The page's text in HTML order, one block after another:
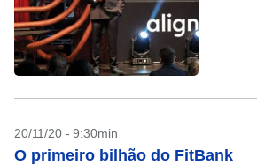
20/11/20 - 9:30min
O primeiro bilhão do FitBank